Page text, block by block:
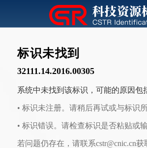
标识未找到
32111.14.2016.00305
系统中未找到该标识，可能的原因包
• 标识未注册。请稍后再试或与标识
• 标识错误。请检查标识是否粘贴或输
若问题仍存在，请联系cstr@cnic.cn获